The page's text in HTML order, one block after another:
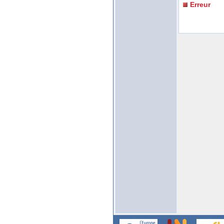
Erreur